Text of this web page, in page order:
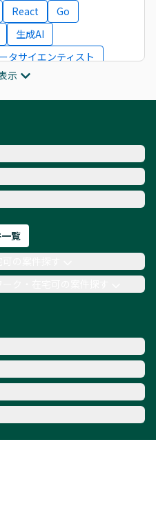
React
Go
生成AI
タサイエンティスト
ンサルタント
ナー
Ruby
AWS
示
覧
ク・在宅可の案件探す